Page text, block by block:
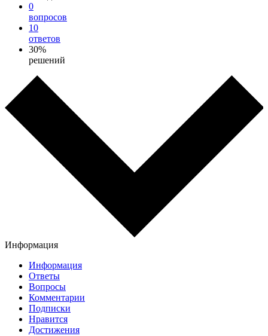
0
вопросов
10
ответов
30%
решений
Информация
Информация
Ответы
Вопросы
Комментарии
Подписки
Нравится
Достижения